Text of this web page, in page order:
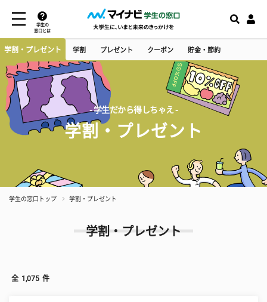
学生の
窓口とは
学割・プレゼント 学割 プレゼント クーポン 貯金・節約
- 学生だから得しちゃえ -
学割・プレゼント
学生の窓口トップ 学割・プレゼント
学割・プレゼント
全 1,075 件